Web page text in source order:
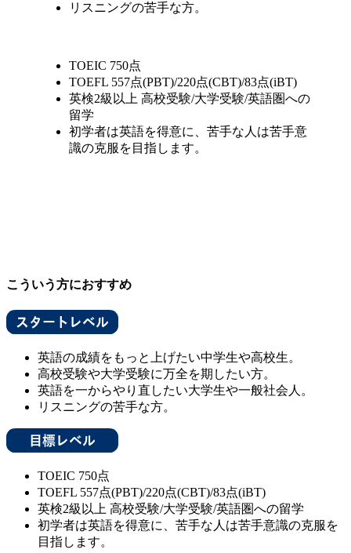
リスニングの苦手な方。
TOEIC 750点
TOEFL 557点(PBT)/220点(CBT)/83点(iBT)
英検2級以上 高校受験/大学受験/英語圏への
留学
初学者は英語を得意に、苦手な人は苦手意
識の克服を目指します。
こういう方におすすめ
英語の成績をもっと上げたい中学生や高校生。
高校受験や大学受験に万全を期したい方。
英語を一からやり直したい大学生や一般社会人。
リスニングの苦手な方。
TOEIC 750点
TOEFL 557点(PBT)/220点(CBT)/83点(iBT)
英検2級以上 高校受験/大学受験/英語圏への留学
初学者は英語を得意に、苦手な人は苦手意識の克服を
目指します。